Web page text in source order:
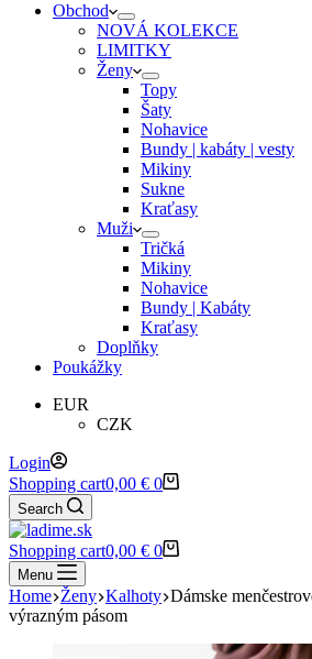
Obchod
NOVÁ KOLEKCE
LIMITKY
Ženy
Topy
Šaty
Nohavice
Bundy | kabáty | vesty
Mikiny
Sukne
Kraťasy
Muži
Tričká
Mikiny
Nohavice
Bundy | Kabáty
Kraťasy
Doplňky
Poukážky
EUR
CZK
Login
Shopping cart0,00 € 0
Search
Shopping cart0,00 € 0
Menu
Home Ženy Kalhoty Dámske
výrazným pásom